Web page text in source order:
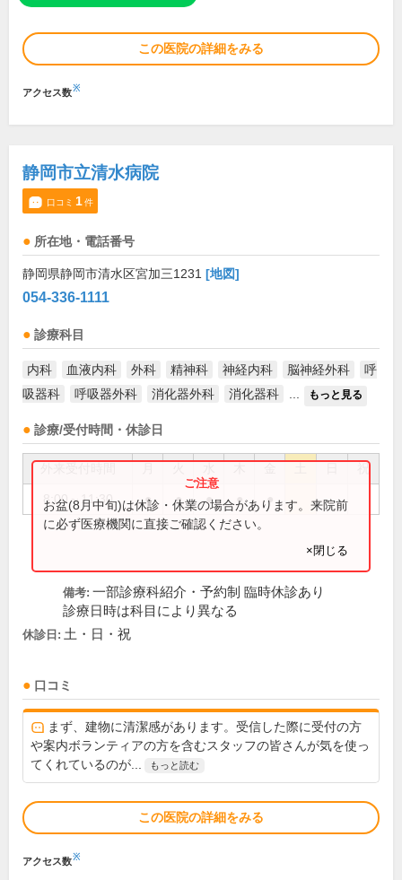
この医院の詳細をみる
アクセス数※
静岡市立清水病院
口コミ 1件
所在地・電話番号
静岡県静岡市清水区宮加三1231 [地図]
054-336-1111
診療科目
内科 血液内科 外科 精神科 神経内科 脳神経外科
呼
吸器科
呼吸器外科 消化器外科 消化器科 もっと見る
診療/受付時間・休診日
祝
8:00～11:30 ● ● ● ● ●
お盆(8月中旬)は休診・休業の場合があります。来院前
に必ず医療機関に直接ご確認ください。
×閉じる
備考: 一部診療科紹介・予約制 臨時休診あり
診療日時は科目により異なる
休診日: 土・日・祝
口コミ
まず、建物に清潔感があります。受信した際に受付の方
や案内ボランティアの方を含むスタッフの皆さんが気を使っ
てくれているのが...
もっと読む
この医院の詳細をみる
アクセス数※